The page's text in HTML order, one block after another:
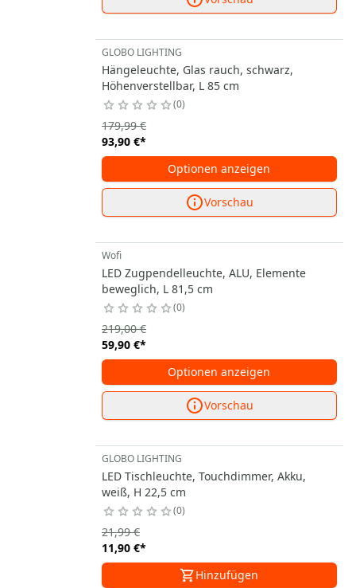
GLOBO LIGHTING
Hängeleuchte, Glas rauch, schwarz,
Höhenverstellbar, L 85 cm
0
93,90 €*
179,99 €
Optionen anzeigen
Vorschau
Wofi
LED Zugpendelleuchte, ALU, Elemente
beweglich, L 81,5 cm
0
59,90 €*
219,00 €
Optionen anzeigen
Vorschau
GLOBO LIGHTING
LED Tischleuchte, Touchdimmer, Akku,
weiß, H 22,5 cm
0
11,90 €*
21,99 €
Hinzufügen